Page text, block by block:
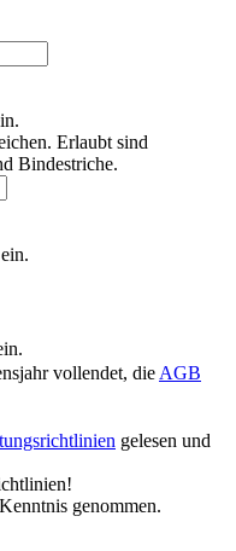
Erlaubt sind
Bindestriche.
vollendet, die AGB
gelesen und
genommen.